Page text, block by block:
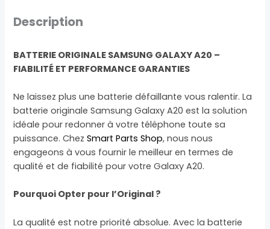
Description
BATTERIE ORIGINALE SAMSUNG GALAXY A20 –
FIABILITÉ ET PERFORMANCE GARANTIES
Ne laissez plus une batterie défaillante vous ralentir. La
batterie originale Samsung Galaxy A20 est la solution
idéale pour redonner à votre téléphone toute sa
puissance. ChezSmart Parts Shop, nous nous
engageons à vous fournir le meilleur en termes de
qualité et de fiabilité pour votre Galaxy A20.
Pourquoi Opter pour l’Original ?
La qualité est notre priorité absolue. Avec la batterie